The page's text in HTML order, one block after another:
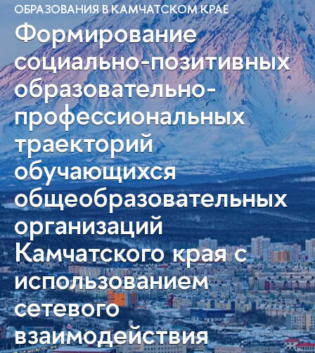
ОБРАЗОВАНИЯ В КАМЧАТСКОМ КРАЕ
Формирование
социально-позитивных
образовательно-
профессиональных
траекторий
обучающихся
общеобразовательных
организаций
Камчатского края с
использованием
сетевого
взаимодействия